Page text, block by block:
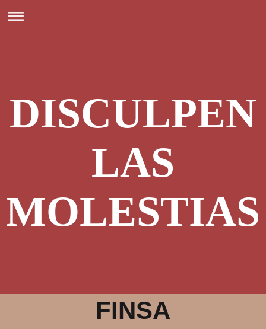
DISCULPEN
LAS
MOLESTIAS
FINSA